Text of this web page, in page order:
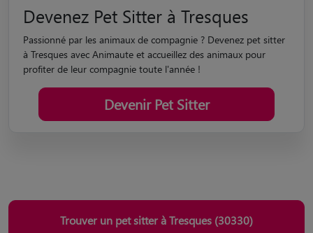
Devenez Pet Sitter à Tresques
Passionné par les animaux de compagnie ? Devenez pet sitter
à Tresques avec Animaute et accueillez des animaux pour
profiter de leur compagnie toute l'année !
Devenir Pet Sitter
Trouver un pet sitter à Tresques (30330)